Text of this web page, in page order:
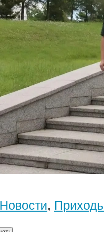
Новости,